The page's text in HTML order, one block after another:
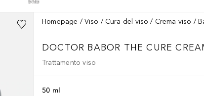
Homepage Viso Cura del viso Crema viso
DOCTOR BABOR THE CURE
Trattamento viso
50 ml